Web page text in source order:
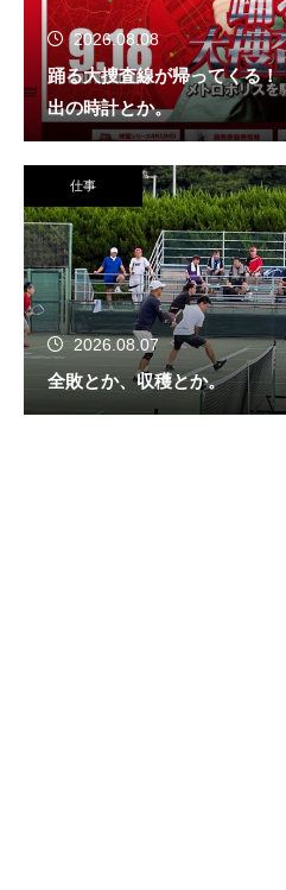
2026.08.08
踊る大捜査線が帰ってくる
出の時計とか。
仕事
2026.08.07
全敗とか、収穫とか。